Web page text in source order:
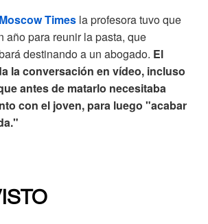
Times la profesora tuvo que
año para reunir la pasta, que
destinando a un abogado. El
la conversación en vídeo, incluso
antes de matarlo necesitaba
con el joven, para luego "acabar